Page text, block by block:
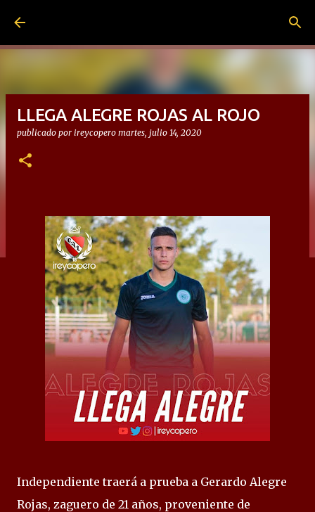
LLEGA ALEGRE ROJAS AL ROJO
publicado por ireycopero martes, julio 14, 2020
Independiente traerá a prueba a Gerardo Alegre
Rojas, zaguero de 21 años, proveniente de